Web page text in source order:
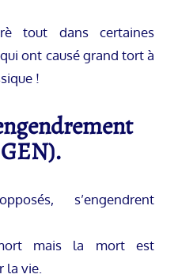
tout dans certaines
ont causé grand tort à
!
s’engendrent
mais la mort est
la vie.